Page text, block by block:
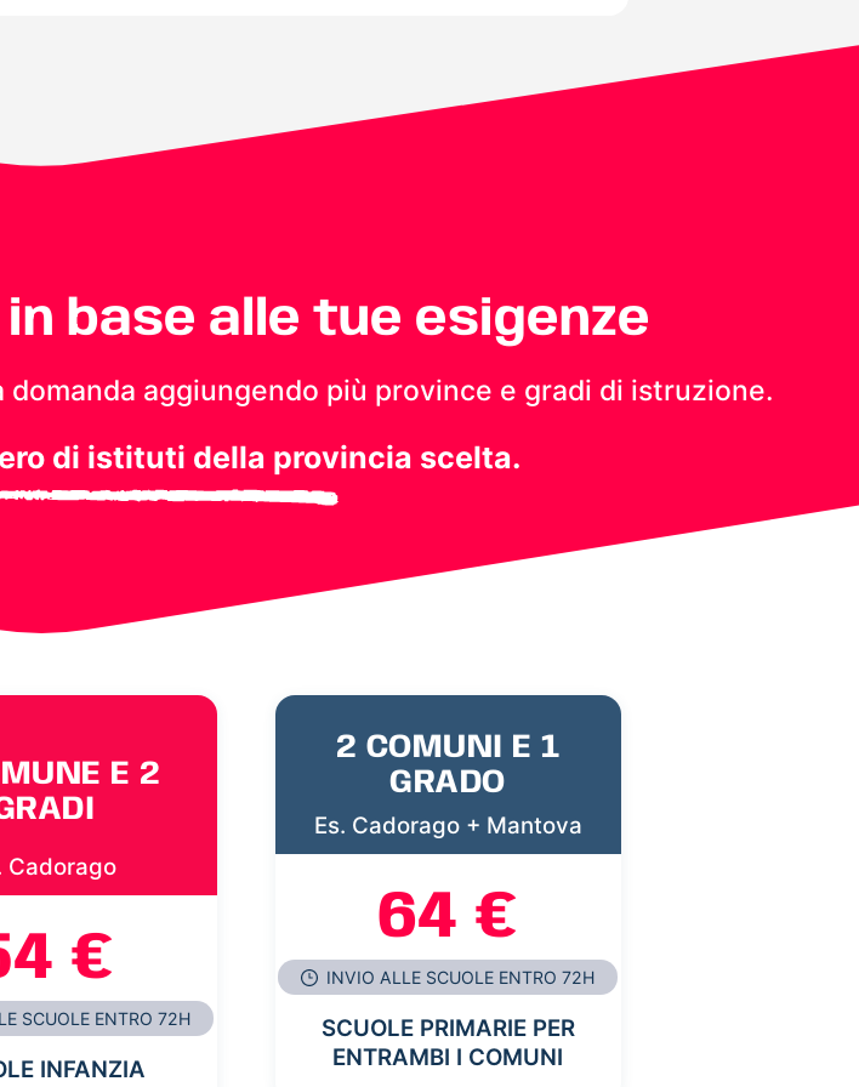
base alle tue esigenze
aggiungendo più province e gradi di istruzione.
di istituti della provincia scelta.
E 2
Cadorago
€
SCUOLE ENTRO 72H
INFANZIA
2 COMUNI E 1
GRADO
Es. Cadorago + Mantova
64 €
INVIO ALLE SCUOLE ENTRO 72H
SCUOLE PRIMARIE PER
ENTRAMBI I COMUNI